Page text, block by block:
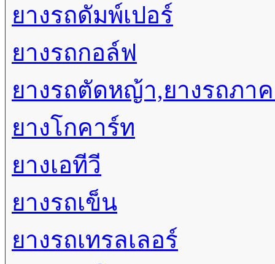
ยางรถดัมพ์เปอร์
ยางรถกอล์ฟ
ยางรถตัดหญ้า,ยางรถภา
ยางโกคาร์ท
ยางเอทีวี
ยางรถเข็น
ยางรถเทรลเลอร์